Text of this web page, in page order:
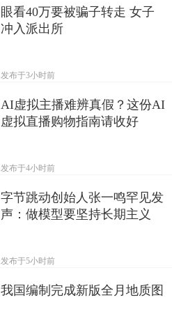
眼看40万要被骗子转走 女子
冲入派出所
发布于3小时前
AI虚拟主播难辨真假？这份AI
虚拟直播购物指南请收好
发布于4小时前
字节跳动创始人张一鸣罕见发
声：做模型要坚持长期主义
发布于5小时前
我国编制完成新版全月地质图